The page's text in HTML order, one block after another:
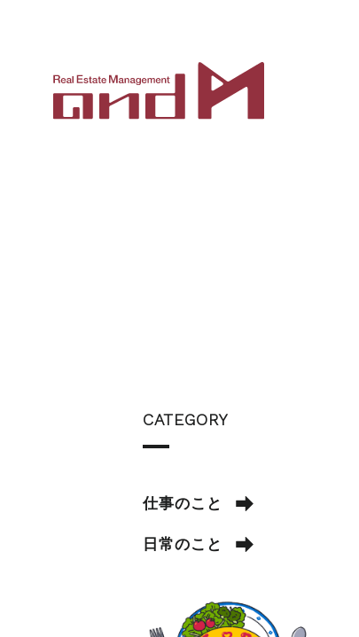
CATEGORY
仕事のこと
日常のこと